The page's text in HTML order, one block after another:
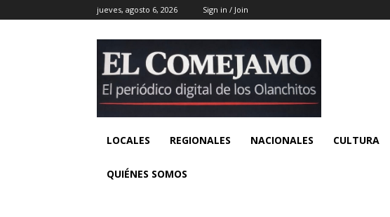
jueves, agosto 6, 2026 Sign in / Join
LOCALES REGIONALES NACIONALES CULTURA
QUIÉNES SOMOS